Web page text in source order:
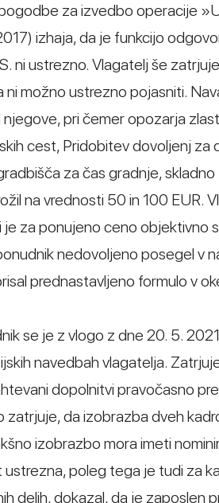
za izvedbo operacije
izhaja, da je funkcijo
ni ustrezno. Vlagatelj še
ni možno ustrezno pojasniti.
njegove, pri čemer opozarja
cest, Pridobitev dovoljenj
za čas gradnje,
na vrednosti 50 in 100 EUR.
je za ponujeno ceno
nedovoljeno posegel v
prednastavljeno formulo v
se je z vlogo z dne 20. 5.
navedbah vlagatelja.
dopolnitvi pravočasno
zatrjuje, da izobrazba dveh
izobrazbo mora imeti
poleg tega je tudi za
delih, dokazal, da je zaposlen